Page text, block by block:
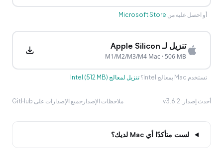
أو احصل عليه من Microsoft Store
تنزيل لـ Apple Silicon
M1/M2/M3/M4 Mac · 506 MB
تستخدم Mac بمعالج Intel؟ تنزيل لمعالج Intel (512 MB)
أحدث إصدار :
v3.6.2 ملاحظات الإصدار جميع الإصدارات على GitHub
لست متأكدًا أي Mac لديك؟